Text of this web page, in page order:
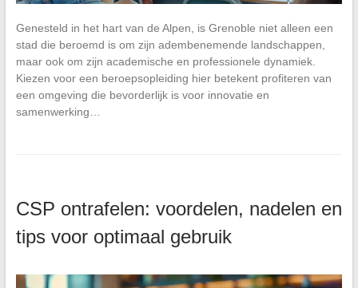
Genesteld in het hart van de Alpen, is Grenoble niet alleen een
stad die beroemd is om zijn adembenemende landschappen,
maar ook om zijn academische en professionele dynamiek.
Kiezen voor een beroepsopleiding hier betekent profiteren van
een omgeving die bevorderlijk is voor innovatie en
samenwerking…
CSP ontrafelen: voordelen, nadelen en
tips voor optimaal gebruik